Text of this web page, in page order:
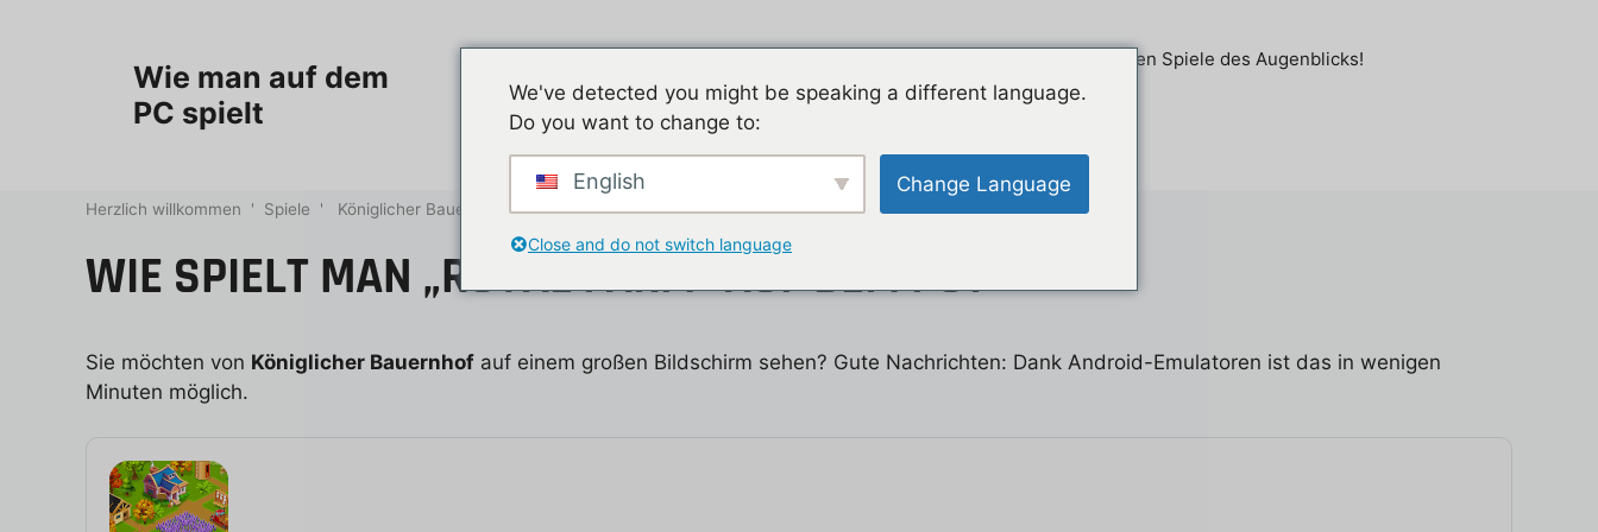
Wie man auf dem
PC spielt
Die mobilen Spiele des Augenblicks!
Kategorie bloggen Kontakt
Herzlich willkommen ' Spiele ' Königlicher Bauernhof
WIE SPIELT MAN „ROYAL FARM“ AUF DEM PC?
Sie möchten von Königlicher Bauernhof auf einem großen Bildschirm sehen? Gute Nachrichten: Dank Android-Emulatoren ist das in wenigen
Minuten möglich.
We've detected you might be speaking a different language.
Do you want to change to:
English Change Language
Close and do not switch language